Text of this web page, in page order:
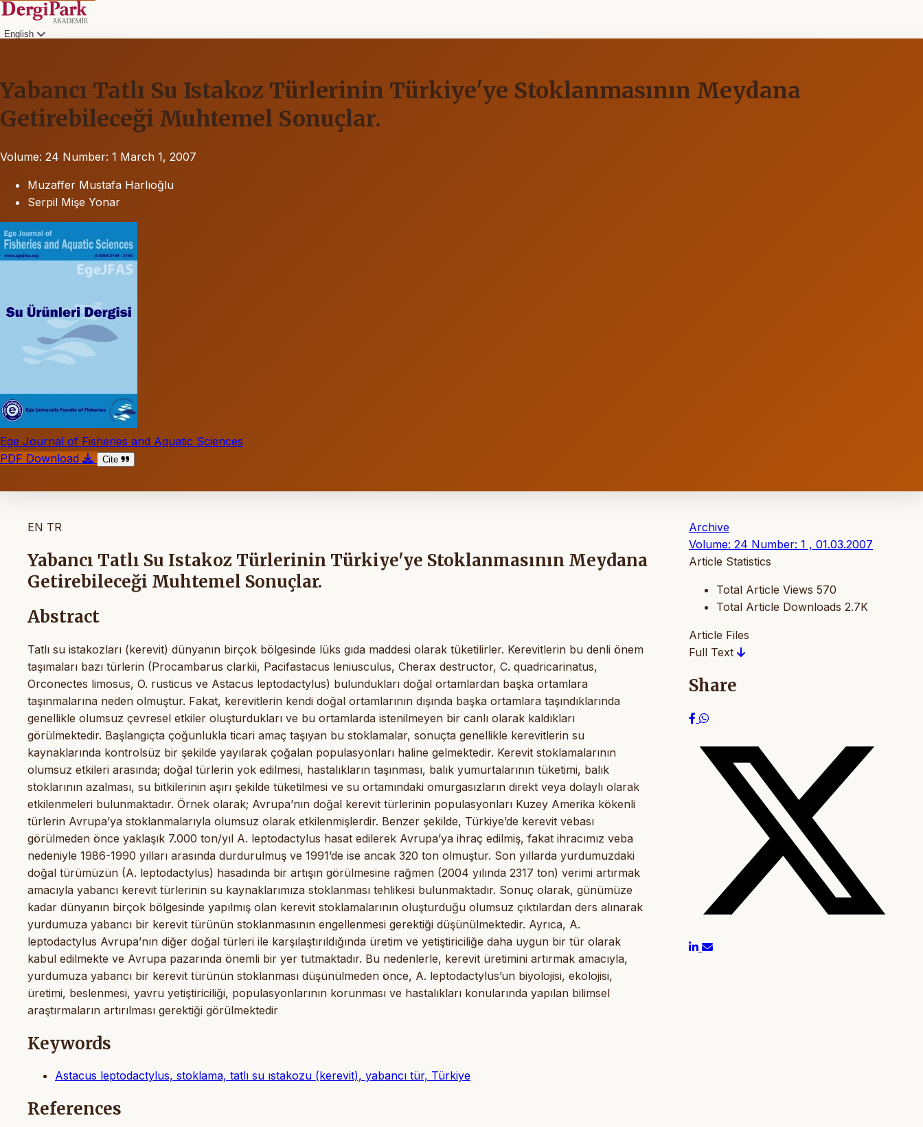
English
Yabancı Tatlı Su Istakoz Türlerinin Türkiye'ye Stoklanmasının Meydana
Getirebileceği Muhtemel Sonuçlar.
Volume: 24 Number: 1 March 1, 2007
Muzaffer Mustafa Harlıoğlu
Serpil Mişe Yonar
Ege Journal of Fisheries and Aquatic Sciences
PDF Download
Cite
EN TR
Yabancı Tatlı Su Istakoz Türlerinin Türkiye'ye Stoklanmasının Meydana
Getirebileceği Muhtemel Sonuçlar.
Abstract
Tatlı su istakozları (kerevit) dünyanın birçok bölgesinde lüks gıda maddesi olarak tüketilirler. Kerevitlerin bu denli önem
taşımaları bazı türlerin (Procambarus clarkii, Pacifastacus leniusculus, Cherax destructor, C. quadricarinatus,
Orconectes limosus, O. rusticus ve Astacus leptodactylus) bulundukları doğal ortamlardan başka ortamlara
taşınmalarına neden olmuştur. Fakat, kerevitlerin kendi doğal ortamlarının dışında başka ortamlara taşındıklarında
genellikle olumsuz çevresel etkiler oluşturdukları ve bu ortamlarda istenilmeyen bir canlı olarak kaldıkları
görülmektedir. Başlangıçta çoğunlukla ticari amaç taşıyan bu stoklamalar, sonuçta genellikle kerevitlerin su
kaynaklarında kontrolsüz bir şekilde yayılarak çoğalan populasyonları haline gelmektedir. Kerevit stoklamalarının
olumsuz etkileri arasında; doğal türlerin yok edilmesi, hastalıkların taşınması, balık yumurtalarının tüketimi, balık
stoklarının azalması, su bitkilerinin aşırı şekilde tüketilmesi ve su ortamındaki omurgasızların direkt veya dolaylı olarak
etkilenmeleri bulunmaktadır. Örnek olarak; Avrupa’nın doğal kerevit türlerinin populasyonları Kuzey Amerika kökenli
türlerin Avrupa’ya stoklanmalarıyla olumsuz olarak etkilenmişlerdir. Benzer şekilde, Türkiye’de kerevit vebası
görülmeden önce yaklaşık 7.000 ton/yıl A. leptodactylus hasat edilerek Avrupa’ya ihraç edilmiş, fakat ihracımız veba
nedeniyle 1986-1990 yılları arasında durdurulmuş ve 1991’de ise ancak 320 ton olmuştur. Son yıllarda yurdumuzdaki
doğal türümüzün (A. leptodactylus) hasadında bir artışın görülmesine rağmen (2004 yılında 2317 ton) verimi artırmak
amacıyla yabancı kerevit türlerinin su kaynaklarımıza stoklanması tehlikesi bulunmaktadır. Sonuç olarak, günümüze
kadar dünyanın birçok bölgesinde yapılmış olan kerevit stoklamalarının oluşturduğu olumsuz çıktılardan ders alınarak
yurdumuza yabancı bir kerevit türünün stoklanmasının engellenmesi gerektiği düşünülmektedir. Ayrıca, A.
leptodactylus Avrupa’nın diğer doğal türleri ile karşılaştırıldığında üretim ve yetiştiriciliğe daha uygun bir tür olarak
kabul edilmekte ve Avrupa pazarında önemli bir yer tutmaktadır. Bu nedenlerle, kerevit üretimini artırmak amacıyla,
yurdumuza yabancı bir kerevit türünün stoklanması düşünülmeden önce, A. leptodactylus’un biyolojisi, ekolojisi,
üretimi, beslenmesi, yavru yetiştiriciliği, populasyonlarının korunması ve hastalıkları konularında yapılan bilimsel
araştırmaların artırılması gerektiği görülmektedir
Keywords
Astacus leptodactylus, stoklama, tatlı su ıstakozu (kerevit), yabancı tür, Türkiye
References
Archive
Volume: 24 Number: 1 , 01.03.2007
Article Statistics
Total Article Views 570
Total Article Downloads 2.7K
Article Files
Full Text
Share